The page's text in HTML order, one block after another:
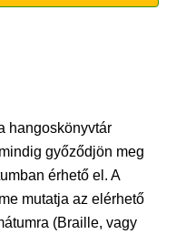
hangoskönyvtár
győződjön meg
érhető el. A
mutatja az elérhető
(Braille, vagy